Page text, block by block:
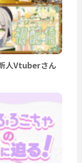
人Vtuberさん